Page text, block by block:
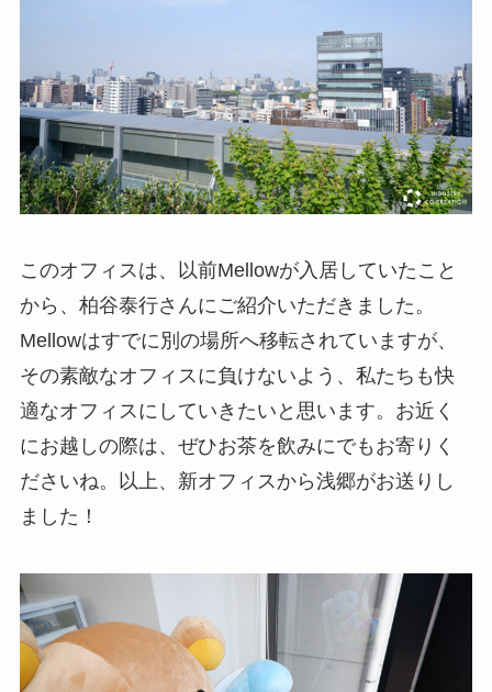
このオフィスは、以前Mellowが入居していたこと
から、柏谷泰行さんにご紹介いただきました。
Mellowはすでに別の場所へ移転されていますが、
その素敵なオフィスに負けないよう、私たちも快
適なオフィスにしていきたいと思います。お近く
にお越しの際は、ぜひお茶を飲みにでもお寄りく
ださいね。以上、新オフィスから浅郷がお送りし
ました！